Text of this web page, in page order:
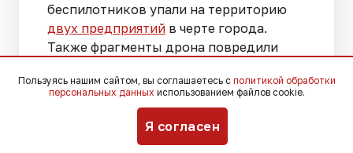
беспилотников упали на территорию
двух предприятий в черте города.
Также фрагменты дрона повредили
Верхнебаканский. Загорелась
хозпостройка. Пожар быстро потушили.
Пользуясь нашим сайтом, вы соглашаетесь с политикой обработки
персональных данных использованием файлов cookie.
Я согласен